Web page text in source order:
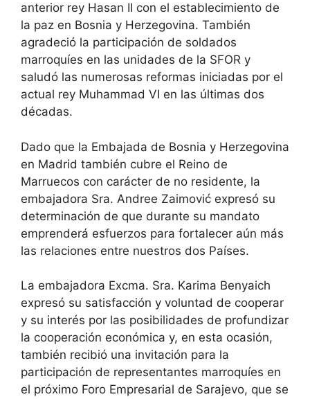
anterior rey Hasan II con el establecimiento de
la paz en Bosnia y Herzegovina. También
agradeció la participación de soldados
marroquíes en las unidades de la SFOR y
saludó las numerosas reformas iniciadas por el
actual rey Muhammad VI en las últimas dos
décadas.
Dado que la Embajada de Bosnia y Herzegovina
en Madrid también cubre el Reino de
Marruecos con carácter de no residente, la
embajadora Sra. Andree Zaimović expresó su
determinación de que durante su mandato
emprenderá esfuerzos para fortalecer aún más
las relaciones entre nuestros dos Países.
La embajadora Excma. Sra. Karima Benyaich
expresó su satisfacción y voluntad de cooperar
y su interés por las posibilidades de profundizar
la cooperación económica y, en esta ocasión,
también recibió una invitación para la
participación de representantes marroquíes en
el próximo Foro Empresarial de Sarajevo, que se